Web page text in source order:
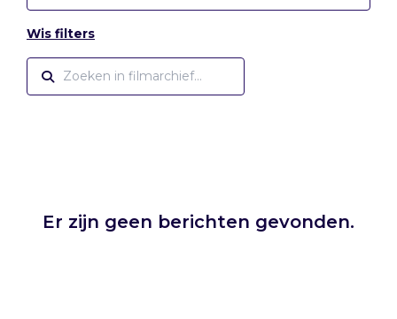
Wis filters
Er zijn geen berichten gevonden.